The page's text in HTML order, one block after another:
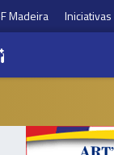
Madeira Iniciativas